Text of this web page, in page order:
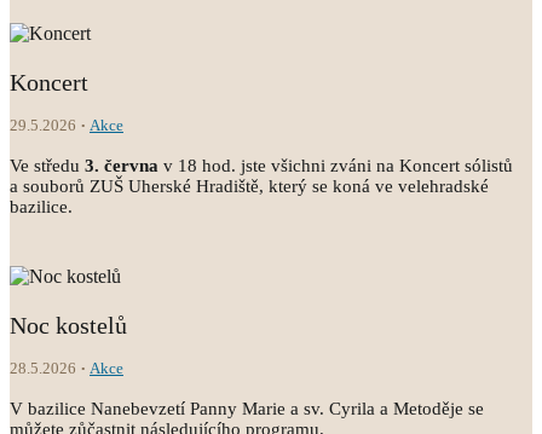
Koncert
29.5.2026 Akce
Ve středu 3. června v 18 hod. jste všichni zváni na Koncert sólistů
a souborů ZUŠ Uherské Hradiště, který se koná ve velehradské
bazilice.
Noc kostelů
28.5.2026 Akce
V bazilice Nanebevzetí Panny Marie a sv. Cyrila a Metoděje se
můžete zůčastnit následujícího programu.